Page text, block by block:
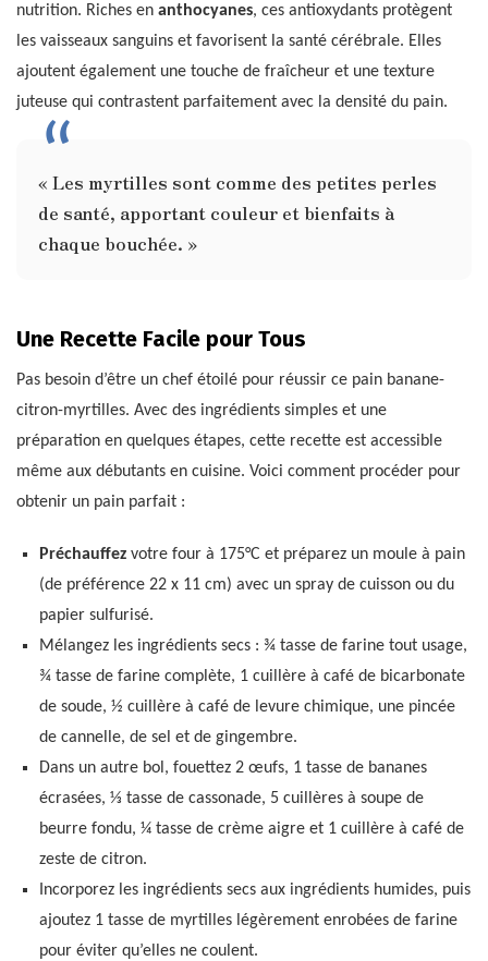
nutrition. Riches en anthocyanes, ces antioxydants protègent
les vaisseaux sanguins et favorisent la santé cérébrale. Elles
ajoutent également une touche de fraîcheur et une texture
juteuse qui contrastent parfaitement avec la densité du pain.
« Les myrtilles sont comme des petites perles
de santé, apportant couleur et bienfaits à
chaque bouchée. »
Une Recette Facile pour Tous
Pas besoin d’être un chef étoilé pour réussir ce pain banane-
citron-myrtilles. Avec des ingrédients simples et une
préparation en quelques étapes, cette recette est accessible
même aux débutants en cuisine. Voici comment procéder pour
obtenir un pain parfait :
Préchauffezvotre four à 175°C et préparez un moule à pain
(de préférence 22 x 11 cm) avec un spray de cuisson ou du
papier sulfurisé.
Mélangez les ingrédients secs : ¾ tasse de farine tout usage,
¾ tasse de farine complète, 1 cuillère à café de bicarbonate
de soude, ½ cuillère à café de levure chimique, une pincée
de cannelle, de sel et de gingembre.
Dans un autre bol, fouettez 2 œufs, 1 tasse de bananes
écrasées, ⅓ tasse de cassonade, 5 cuillères à soupe de
beurre fondu, ¼ tasse de crème aigre et 1 cuillère à café de
zeste de citron.
Incorporez les ingrédients secs aux ingrédients humides, puis
ajoutez 1 tasse de myrtilles légèrement enrobées de farine
pour éviter qu’elles ne coulent.